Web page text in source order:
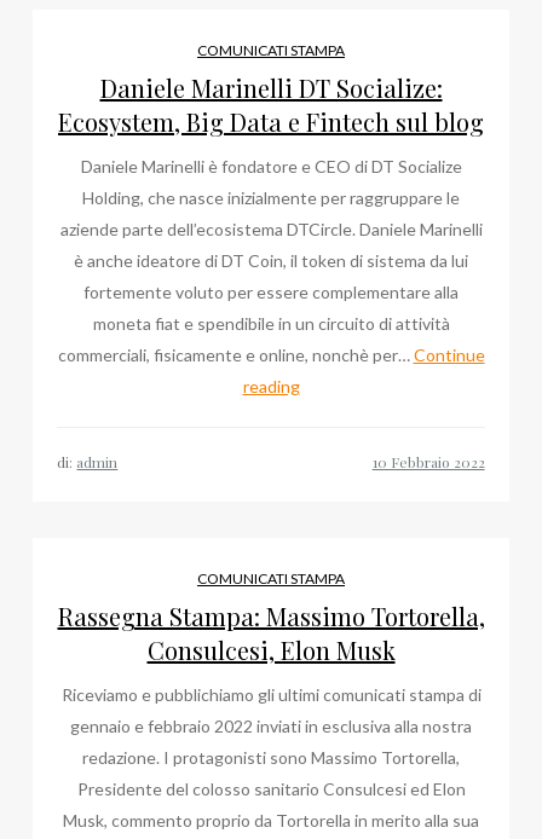
un
team
di
appassionati
COMUNICATI STAMPA
Daniele Marinelli DT Socialize:
Ecosystem, Big Data e Fintech sul blog
Daniele Marinelli è fondatore e CEO di DT Socialize
Holding, che nasce inizialmente per raggruppare le
aziende parte dell’ecosistema DTCircle. Daniele Marinelli
è anche ideatore di DT Coin, il token di sistema da lui
fortemente voluto per essere complementare alla
moneta fiat e spendibile in un circuito di attività
commerciali, fisicamente e online, nonchè per…Continue
readingDaniele
Data
Fintech
sul
blog
di: admin
COMUNICATI STAMPA
Rassegna Stampa: Massimo Tortorella,
Consulcesi, Elon Musk
Riceviamo e pubblichiamo gli ultimi comunicati stampa di
gennaio e febbraio 2022 inviati in esclusiva alla nostra
redazione. I protagonisti sono Massimo Tortorella,
Presidente del colosso sanitario Consulcesi ed Elon
Musk, commento proprio da Tortorella in merito alla sua